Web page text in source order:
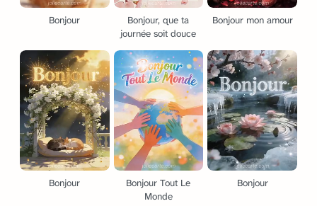
Bonjour
Bonjour, que ta
journée soit douce
Bonjour mon amour
Bonjour
Bonjour Tout Le
Monde
Bonjour